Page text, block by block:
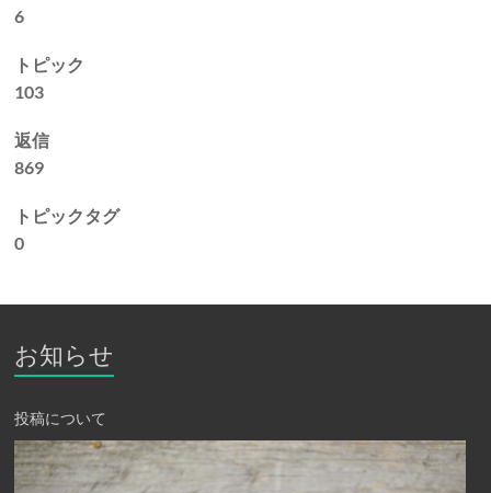
6
トピック
103
返信
869
トピックタグ
0
お知らせ
投稿について